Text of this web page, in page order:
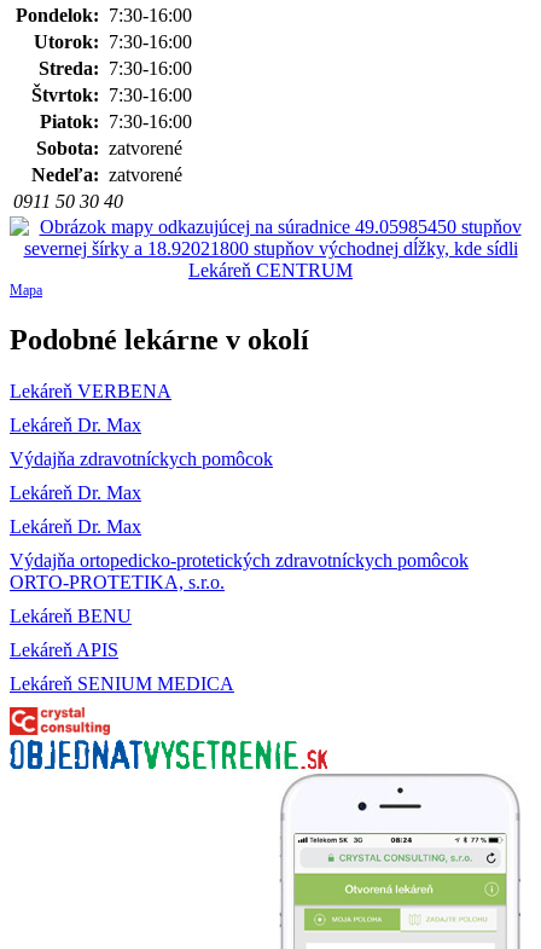
Pondelok: 7:30-16:00
Utorok: 7:30-16:00
Streda: 7:30-16:00
Štvrtok: 7:30-16:00
Piatok: 7:30-16:00
Sobota: zatvorené
Nedeľa: zatvorené
0911 50 30 40
Mapa
Podobné lekárne v okolí
Lekáreň VERBENA
Lekáreň Dr. Max
Výdajňa zdravotníckych pomôcok
Lekáreň Dr. Max
Lekáreň Dr. Max
Výdajňa ortopedicko-protetických zdravotníckych pomôcok
ORTO-PROTETIKA, s.r.o.
Lekáreň BENU
Lekáreň APIS
Lekáreň SENIUM MEDICA